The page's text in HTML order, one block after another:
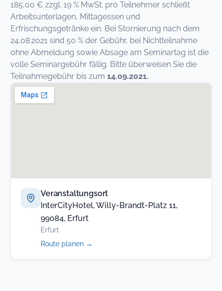
185,00 € zzgl. 19 % MwSt. pro Teilnehmer schließt
Arbeitsunterlagen, Mittagessen und
Erfrischungsgetränke ein. Bei Stornierung nach dem
24.08.2021 sind 50 % der Gebühr, bei Nichtteilnahme
ohne Abmeldung sowie Absage am Seminartag ist die
volle Seminargebühr fällig. Bitte überweisen Sie die
Teilnahmegebühr bis zum 14.09.2021.
Veranstaltungsort
InterCityHotel, Willy-Brandt-Platz 11,
99084, Erfurt
Erfurt
Route planen →